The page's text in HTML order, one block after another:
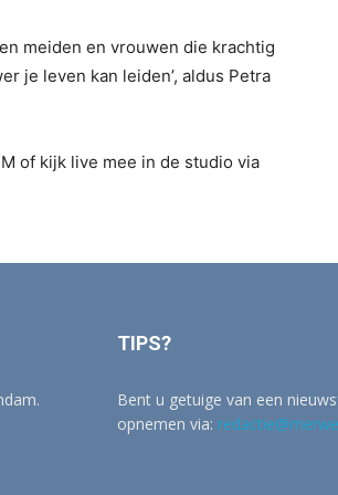
meiden en vrouwen die krachtig
je leven kan leiden’, aldus Petra
of kijk live mee in de studio via
TIPS?
Bent u getuige van een
opnemen via: